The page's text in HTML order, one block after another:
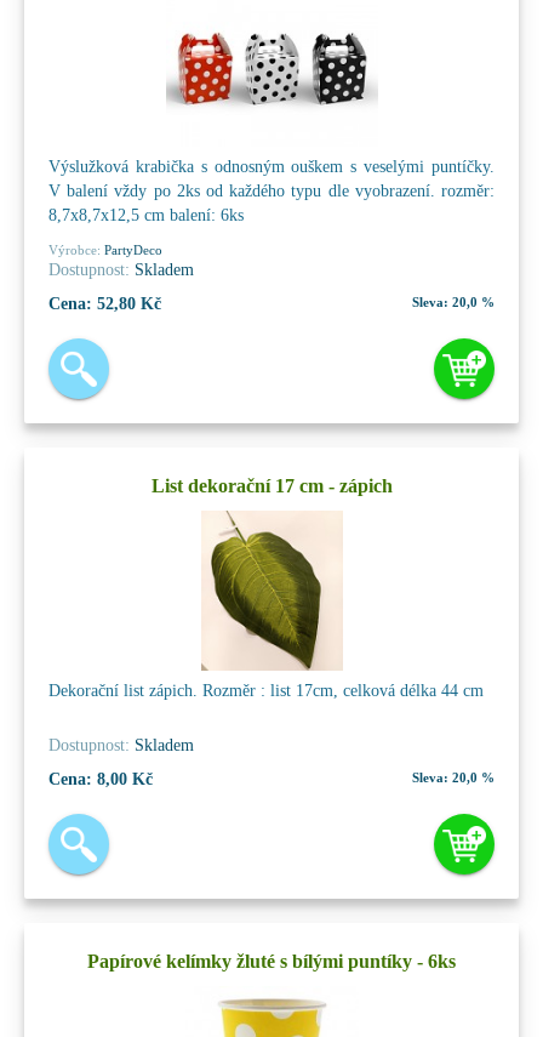
Výslužková krabička s odnosným ouškem s veselými puntíčky.
V balení vždy po 2ks od každého typu dle vyobrazení. rozměr:
8,7x8,7x12,5 cm balení: 6ks
Výrobce: PartyDeco
Dostupnost: Skladem
Cena: 52,80 Kč Sleva: 20,0 %
List dekorační 17 cm - zápich
Dekorační list zápich. Rozměr : list 17cm, celková délka 44 cm
Dostupnost: Skladem
Cena: 8,00 Kč Sleva: 20,0 %
Papírové kelímky žluté s bílými puntíky - 6ks